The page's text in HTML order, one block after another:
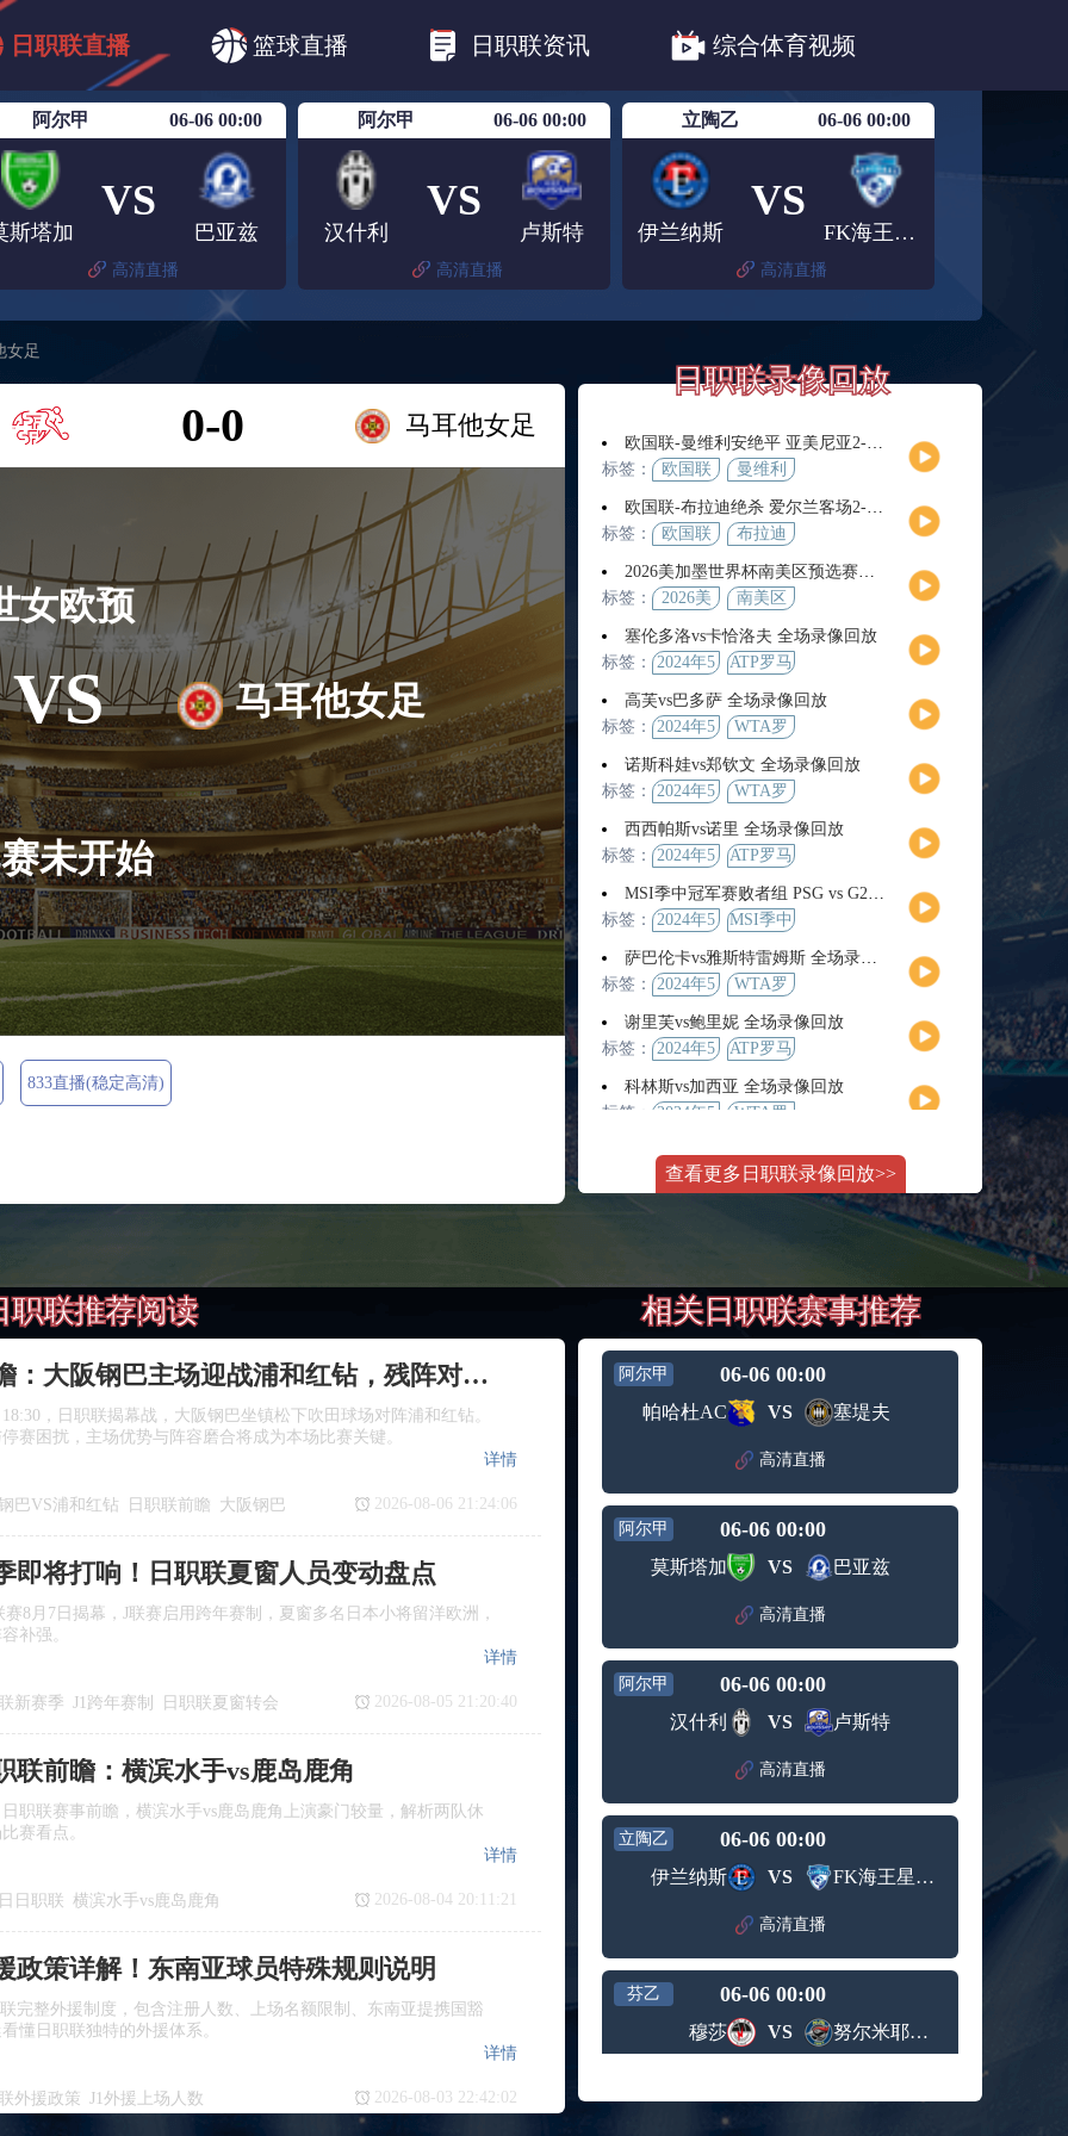
日职联直播 篮球直播 日职联资讯 综合体育视频
日职联 日职联FC东京
日职联广岛三箭
阿尔甲 06-06 00:00
斯塔加
VS
巴亚兹
高清直播
阿尔甲 06-06 00:00
汉什利
VS
卢斯特
高清直播
立陶乙 06-06 00:00
伊兰纳斯
VS
FK海王星克莱佩达
高清直播
女足
0-0 马耳他女足
女欧预
VS
未开始
马耳他女足
833直播(稳定高清)
日职联录像回放
欧国联-曼维利安绝平 亚美尼亚2-2法罗群岛
标签：
欧国联
曼维利
欧国联-布拉迪绝杀 爱尔兰客场2-1逆转芬兰
标签：
欧国联 布拉迪
2026美加墨世界杯南美区预选赛第9轮全场集锦
标签：
2026美
界杯
南美区
塞伦多洛vs卡恰洛夫 全场录像回放
标签：
2024年5
ATP罗马
男单第3
轮
高芙vs巴多萨 全场录像回放
标签：
2024年5
WTA罗
赛女单
第4轮
诺斯科娃vs郑钦文 全场录像回放
标签：
2024年5
WTA罗
赛女单
第3轮
西西帕斯vs诺里 全场录像回放
标签：
2024年5
ATP罗马
男单第3
轮
MSI季中冠军赛败者组 PSG vs G2 全场录像回放
标签：
2024年5
MSI季中
败者组
萨巴伦卡vs雅斯特雷姆斯 全场录像回放
标签：
2024年5
WTA罗
赛女单
第3轮
谢里芙vs鲍里妮 全场录像回放
标签：
2024年5
ATP罗马
女单第2
轮
科林斯vs加西亚 全场录像回放
标签：
2024年5
WTA罗
赛女单
第3轮
斯维托丽娜vs萨巴伦卡 全场录像回放
2024年5
月14日
WTA罗
马公开
纳波利塔诺vs贾里 全场录像回放
男单第3
轮
标签： 2024年5
月11日
WTA1000
罗马大
师赛第3
轮
WTT沙特大满贯女单半决赛 陈梦vs早田希娜 全场录像回放
标签： 2024年5
月11日
WTT沙
贯女单
蒙泰罗vs凯茨曼诺维奇 全场录像回放
大师赛
轮
纳尔迪vs鲁内 全场录像回放
标签： 2024年5
月12日
ATP罗马
大师赛
男单第2
轮
萨卡里vs加里宁娜 全场录像回放
标签： 2024年5
WTA罗
马大师
赛女单
第3轮
吉隆vs卢布列夫 全场录像回放
月12日
ATP罗马
大师赛
轮
兹维列夫vs达德尔里 全场录像回放
标签： 2024年5
月13日
ATP罗马
大师赛
男单第3
轮
阿纳尔迪vs贾里 全场录像回放
ATP罗马
大师赛
男单第2
轮
标签： 2024年5
月12日
WTA罗
马大师
赛女单
第3轮
2024年5
WTA罗
赛女单
斯诺克元老斯诺克世锦赛半决赛 伊戈尔-费格雷多vs德拉戈 全场录像回放
标签：
月12日
元老斯
诺克世
锦赛半
决赛
穆纳尔vs诺里 全场录像回放
月12日
ATP罗马
大师赛
男单第2
MSI季中冠军赛胜者组 BLG vs T1 全场录像回放
月12日
冠军赛
KPL春季赛季后赛败者组决赛 重庆狼队 vs 苏州KSG 全场录像回放
查看更多日职联录像回放>>
职联推荐阅读
日职联前瞻：大阪钢巴主场迎战浦和红钻，残阵对决看点十足
，日职联揭幕战，大阪钢巴坐镇松下吹田球场对阵浦和红钻。
赛困扰，主场优势与阵容磨合将成为本场比赛关键。
巴VS浦和红钻 日职联前瞻 大阪钢巴
详情
2026-08-06 21:24:06
即将打响！日职联夏窗人员变动盘点
赛8月7日揭幕，J联赛启用跨年赛制，夏窗多名日本小将留洋欧洲，
补强。
新赛季 J1跨年赛制 日职联夏窗转会
详情
2026-08-05 21:20:40
联前瞻：横滨水手vs鹿岛鹿角
职联赛事前瞻，横滨水手vs鹿岛鹿角上演豪门较量，解析两队休
赛看点。
日职联 横滨水手vs鹿岛鹿角
日职联
详情
2026-08-04 20:11:21
政策详解！东南亚球员特殊规则说明
完整外援制度，包含注册人数、上场名额限制、东南亚提携国豁
懂日职联独特的外援体系。
外援政策 J1外援上场人数
详情
2026-08-03 22:42:02
相关日职联赛事推荐
阿尔甲 06-06 00:00
帕哈杜AC VS 塞堤夫
高清直播
阿尔甲 06-06 00:00
莫斯塔加 VS 巴亚兹
高清直播
阿尔甲 06-06 00:00
汉什利 VS 卢斯特
高清直播
立陶乙 06-06 00:00
伊兰纳斯 VS FK海王星克莱佩达
高清直播
芬乙 06-06 00:00
穆莎 VS 努尔米耶尔维NJS